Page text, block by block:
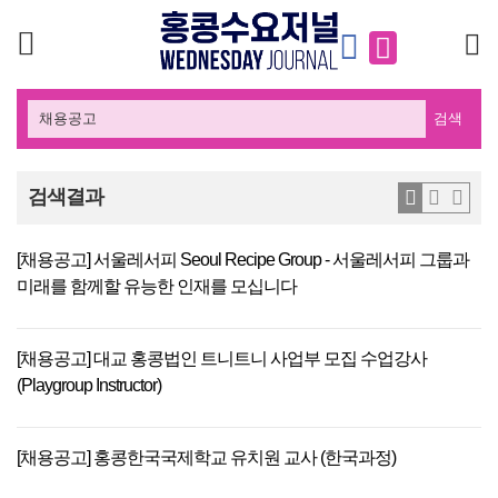
검색
검색결과
[채용공고] 서울레서피 Seoul Recipe Group - 서울레서피 그룹과
미래를 함께할 유능한 인재를 모십니다
[채용공고] 대교 홍콩법인 트니트니 사업부 모집 수업강사
(Playgroup Instructor)
[채용공고] 홍콩한국국제학교 유치원 교사 (한국과정)